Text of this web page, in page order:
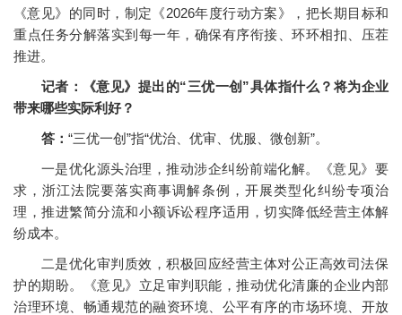
《意见》的同时，制定《2026年度行动方案》，把长期目标和
重点任务分解落实到每一年，确保有序衔接、环环相扣、压茬
推进。
记者：《意见》提出的“三优一创”具体指什么？将为企业
带来哪些实际利好？
答： “三优一创”指“优治、优审、优服、微创新”。
一是优化源头治理，推动涉企纠纷前端化解。《意见》要
求，浙江法院要落实商事调解条例，开展类型化纠纷专项治
理，推进繁简分流和小额诉讼程序适用，切实降低经营主体解
纷成本。
二是优化审判质效，积极回应经营主体对公正高效司法保
护的期盼。《意见》立足审判职能，推动优化清廉的企业内部
治理环境、畅通规范的融资环境、公平有序的市场环境、开放